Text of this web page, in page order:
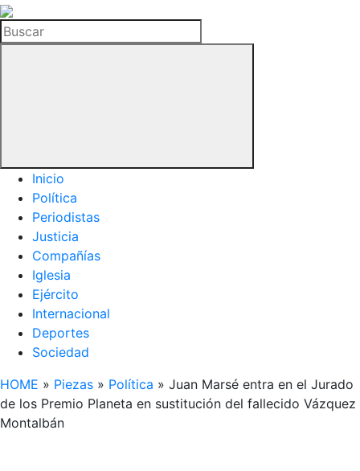
La
Hemeroteca
del
Buscar
Inicio
Política
Periodistas
Justicia
Compañías
Iglesia
Ejército
Internacional
Deportes
Sociedad
HOME » Piezas » Política » Juan Marsé entra en el Jurado
de los Premio Planeta en sustitución del fallecido Vázquez
Montalbán